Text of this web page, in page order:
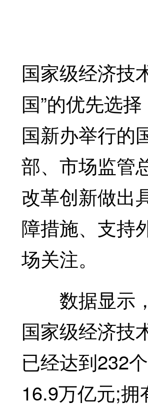
国家级经济技
国”的优先选
国新办举行的
部、市场监管
改革创新做出
障措施、支持
场关注。
数据显示，
国家级经济技
已经达到232
16.9万亿元;